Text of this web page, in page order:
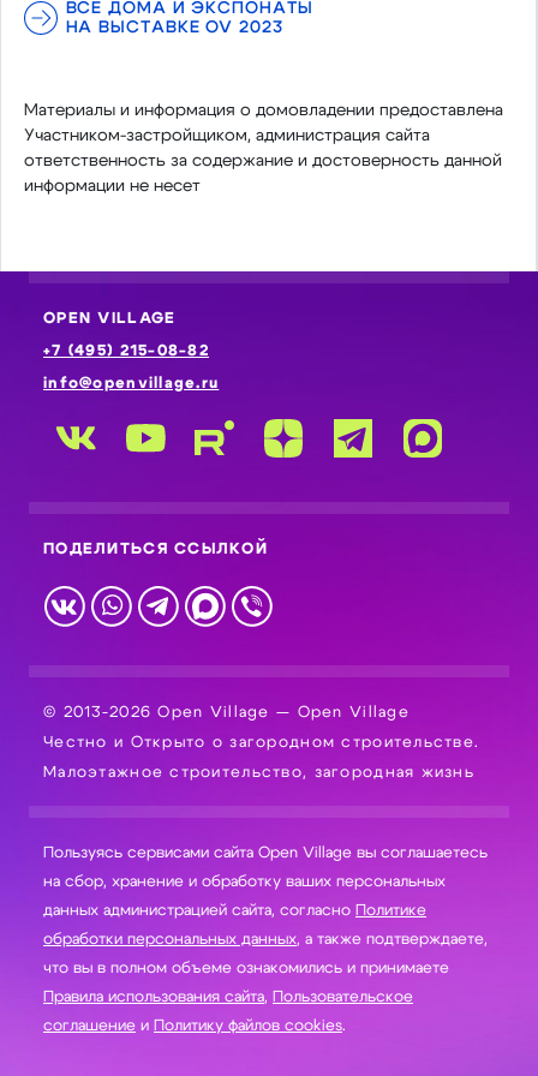
ВСЕ ДОМА И ЭКСПОНАТЫ
НА ВЫСТАВКЕ OV 2023
Материалы и информация о домовладении предоставлена
Участником-застройщиком, администрация сайта
ответственность за содержание и достоверность данной
информации не несет
OPEN VILLAGE
+7 (495) 215-08-82
info@openvillage.ru
ПОДЕЛИТЬСЯ ССЫЛКОЙ
© 2013-2026 Open Village — Open Village
Честно и Открыто о загородном строительстве.
Малоэтажное строительство, загородная жизнь
Пользуясь сервисами сайта Open Village вы соглашаетесь
на сбор, хранение и обработку ваших персональных
данных администрацией сайта, согласно Политике
обработки персональных данных, а также подтверждаете,
что вы в полном объеме ознакомились и принимаете
Правила использования сайта, Пользовательское
соглашение и Политику файлов cookies.